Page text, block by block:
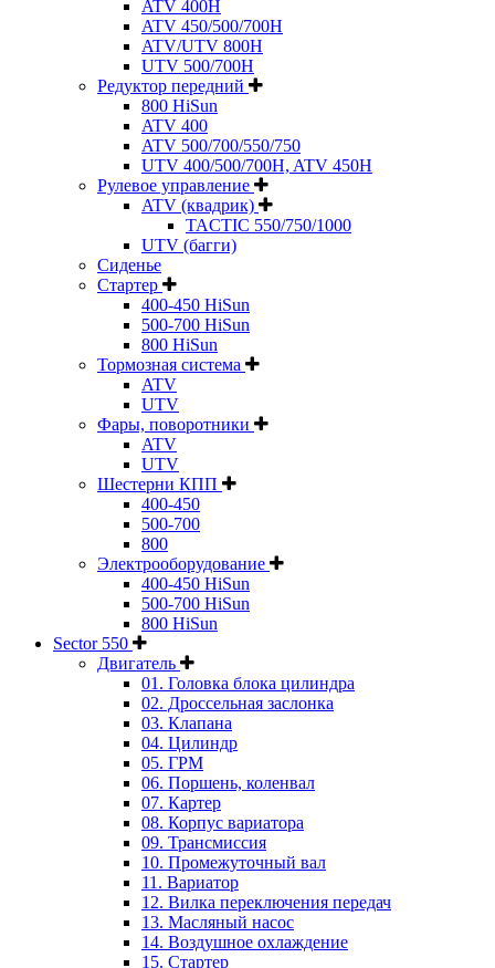
ATV 400H
ATV 450/500/700H
ATV/UTV 800H
UTV 500/700H
Редуктор передний
800 HiSun
ATV 400
ATV 500/700/550/750
UTV 400/500/700H, ATV 450H
Рулевое управление
ATV (квадрик)
TACTIC 550/750/1000
UTV (багги)
Сиденье
Стартер
400-450 HiSun
500-700 HiSun
800 HiSun
Тормозная система
ATV
UTV
Фары, поворотники
ATV
UTV
Шестерни КПП
400-450
500-700
800
Электрооборудование
400-450 HiSun
500-700 HiSun
800 HiSun
Sector 550
Двигатель
01. Головка блока цилиндра
02. Дроссельная заслонка
03. Клапана
04. Цилиндр
05. ГРМ
06. Поршень, коленвал
07. Картер
08. Корпус вариатора
09. Трансмиссия
10. Промежуточный вал
11. Вариатор
12. Вилка переключения передач
13. Масляный насос
14. Воздушное охлаждение
15. Стартер